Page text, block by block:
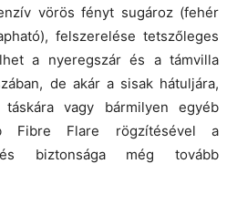
vörös fényt sugároz (fehér
felszerelése tetszőleges
a nyeregszár és a támvilla
de akár a sisak hátuljára,
vagy bármilyen egyéb
Fibre Flare rögzítésével a
biztonsága még tovább